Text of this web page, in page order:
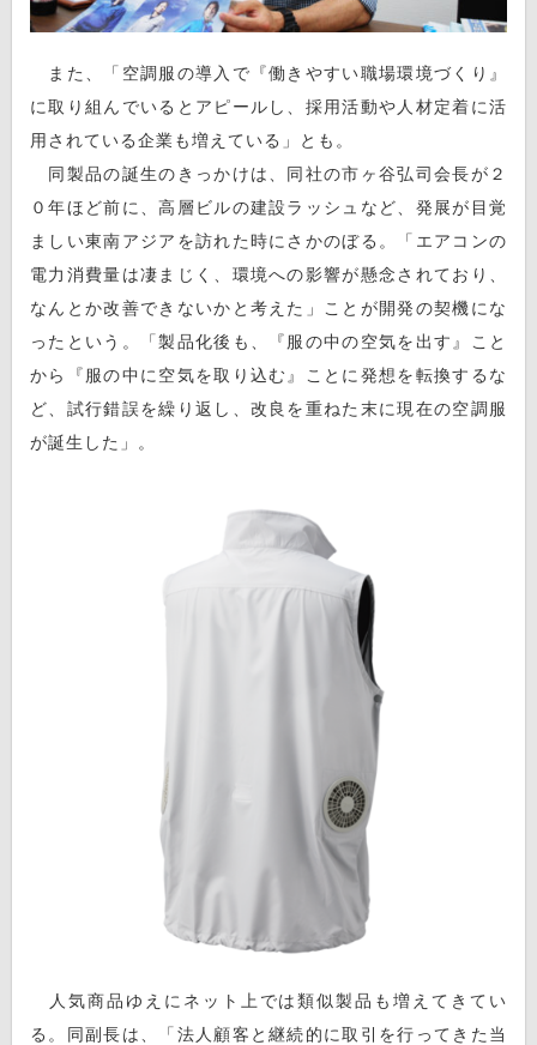
また、「空調服の導入で『働きやすい職場環境づくり』
に取り組んでいるとアピールし、採用活動や人材定着に活
用されている企業も増えている」とも。
同製品の誕生のきっかけは、同社の市ヶ谷弘司会長が２
０年ほど前に、高層ビルの建設ラッシュなど、発展が目覚
ましい東南アジアを訪れた時にさかのぼる。「エアコンの
電力消費量は凄まじく、環境への影響が懸念されており、
なんとか改善できないかと考えた」ことが開発の契機にな
ったという。「製品化後も、『服の中の空気を出す』こと
から『服の中に空気を取り込む』ことに発想を転換するな
ど、試行錯誤を繰り返し、改良を重ねた末に現在の空調服
が誕生した」。
人気商品ゆえにネット上では類似製品も増えてきてい
る。同副長は、「法人顧客と継続的に取引を行ってきた当